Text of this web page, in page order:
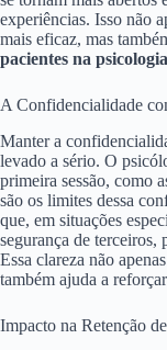
experiências. Isso não
mais eficaz, mas
pacientes na psicologia
A Confidencialidade
Manter a
levado a sério. O
primeira sessão, como
são os limites dessa
que, em situações
segurança de terceiros,
Essa clareza não
também ajuda a
Impacto na Retenção